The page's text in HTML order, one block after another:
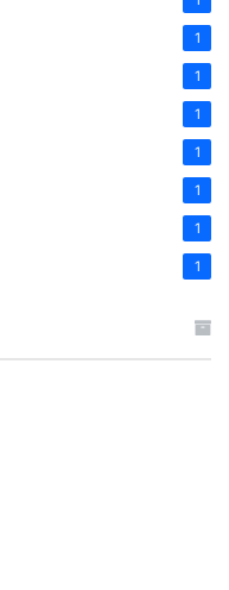
1
1
1
1
1
1
1